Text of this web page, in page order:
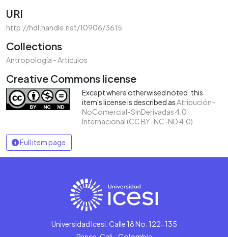
URI
http://hdl.handle.net/10906/3615
Collections
Antropología - Artículos
Creative Commons license
Except where otherwised noted, this
item's license is described asAtribución-
NoComercial-SinDerivadas 4.0
Internacional (CC BY-NC-ND 4.0)
Full item page
Universidad Icesi: Calle 18 No. 122-135